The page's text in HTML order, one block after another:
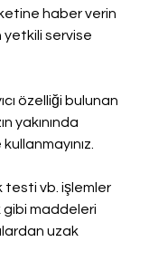
haber verin
yetkili servise
özelliği bulunan
yakınında
testi vb. işlemler
gibi maddeleri
uzak